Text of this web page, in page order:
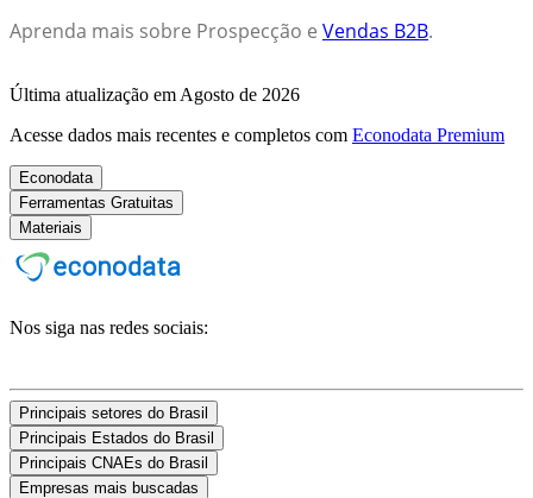
Aprenda mais sobre Prospecção e Vendas B2B.
Última atualização em Agosto de 2026
Acesse dados mais recentes e completos com Econodata Premium
Econodata
Ferramentas Gratuitas
Materiais
Nos siga nas redes sociais:
Principais setores do Brasil
Principais Estados do Brasil
Principais CNAEs do Brasil
Empresas mais buscadas